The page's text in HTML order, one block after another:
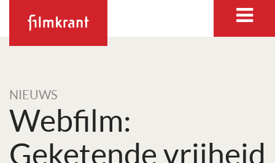
NIEUWS
Webfilm:
Geketende vrijheid